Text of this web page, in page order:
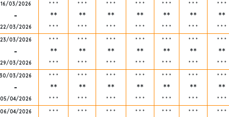
16/03/2026
-
22/03/2026
* * *
**
* * *
* * *
**
* * *
* * *
**
* * *
* * *
**
* * *
* * *
**
* * *
* * *
**
* * *
* * *
**
* * *
23/03/2026
-
29/03/2026
* * *
**
* * *
* * *
**
* * *
* * *
**
* * *
* * *
**
* * *
* * *
**
* * *
* * *
**
* * *
* * *
**
* * *
30/03/2026
-
05/04/2026
* * *
**
* * *
* * *
**
* * *
* * *
**
* * *
* * *
**
* * *
* * *
**
* * *
* * *
**
* * *
* * *
**
* * *
06/04/2026
* * * * * * * * * * * * * * * * * * * * *